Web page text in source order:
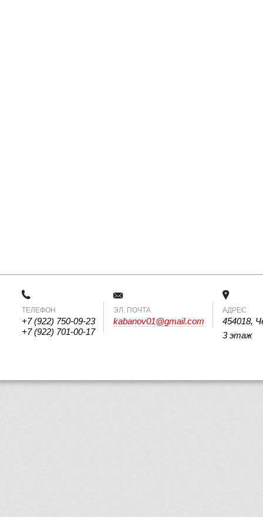
ТЕЛЕФОН
+7 (922) 750-09-23
+7 (922) 701-00-17
ЭЛ. ПОЧТА
kabanov01@gmail.com
АДРЕС
454018,
3 этаж